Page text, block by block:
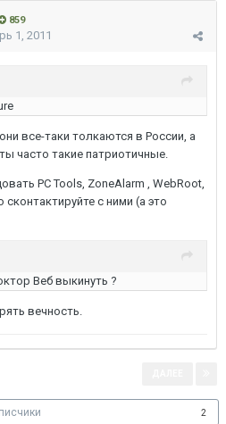
859
1, 2011
все-таки толкаются в России, а
часто такие патриотичные.
PC Tools, ZoneAlarm , WebRoot,
с ними (а это
Веб выкинуть ?
вечность.
2